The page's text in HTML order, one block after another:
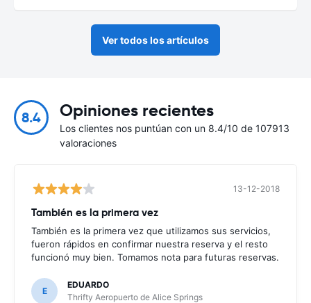
Ver todos los artículos
8.4 Opiniones recientes
Los clientes nos puntúan con un 8.4/10 de 107913
valoraciones
13-12-2018
También es la primera vez
También es la primera vez que utilizamos sus servicios,
fueron rápidos en confirmar nuestra reserva y el resto
funcionó muy bien. Tomamos nota para futuras reservas.
E
EDUARDO
Thrifty Aeropuerto de Alice Springs